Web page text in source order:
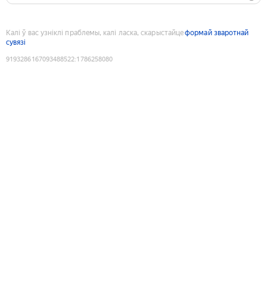
Калі ў вас узніклі праблемы, калі ласка, скарыстайцеформай зваротнай
сувязі
9193286167093488522:1786258080